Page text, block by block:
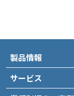
製品情報
サービス